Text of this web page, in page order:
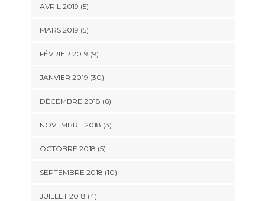
AVRIL 2019 (5)
MARS 2019 (5)
FÉVRIER 2019 (9)
JANVIER 2019 (30)
DÉCEMBRE 2018 (6)
NOVEMBRE 2018 (3)
OCTOBRE 2018 (5)
SEPTEMBRE 2018 (10)
JUILLET 2018 (4)